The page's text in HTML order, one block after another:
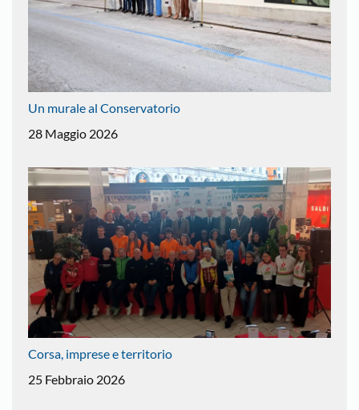
Un murale al Conservatorio
28 Maggio 2026
Corsa, imprese e territorio
25 Febbraio 2026